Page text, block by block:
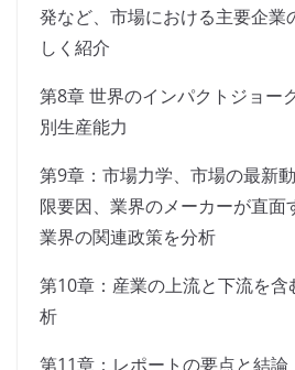
発など、市場における主要企業
しく紹介
第8章 世界のインパクトジョー
別生産能力
第9章：市場力学、市場の最新
限要因、業界のメーカーが直面
業界の関連政策を分析
第10章：産業の上流と下流を
析
第11章：レポートの要点と結論